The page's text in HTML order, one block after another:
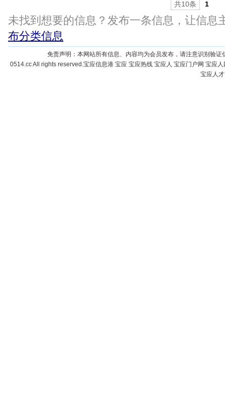
共10条 1
未找到想要的信息？发布一条信息，让信息
布分类信息
免责声明：本网站所有信息、内容均为会员发布，请注意识别验
0514.cc All rights reserved.宝应信息港 宝应 宝应热线 宝应人 宝应门户网 宝应
宝应人